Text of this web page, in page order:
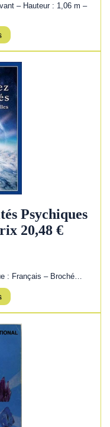
– Hauteur : 1,06 m –
Psychiques
20,48 €
: Français – Broché…